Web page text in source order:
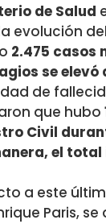
de Salud
evolución
2.475 casos
se elevó
de
que hubo
Civil
el total
a este
Paris,